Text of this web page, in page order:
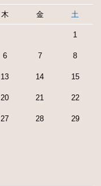
木 金 土
1
6 7 8
13 14 15
20 21 22
27 28 29